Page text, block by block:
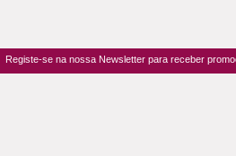
Registe-se na nossa Newsletter para receber